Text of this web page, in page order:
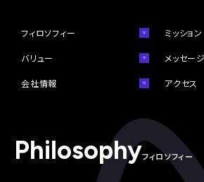
フィロソフィー ミッション
バリュー メッセー
会社情報 アクセス
Philosophyフィロソフィー